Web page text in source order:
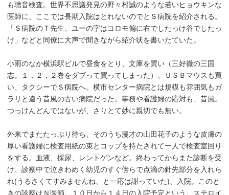
も聴音検査。世界不思議発見の野々村誠のような若いヒョウキンな
医師に、ここでは長期入院はとれないのでとＳ病院を紹介される。
「Ｓ病院のＴ先生、ユーの字はコロモ偏に右でしたっけ谷でしたっ
け」などと同僚に大声で聞きながら紹介状を書いたていた。
小雨のなか横浜駅ビルで昼食をとり、文庫を買い（三好徹の三国
志。１，２，２巻をダブって買ってしまった）、ＵＳＢマウスも買
い、タクシーでＳ病院へ。横市センター病院とは規模も雰囲気もガ
ラリと違う昔風の古い病院だった。事務や看護婦の応対も、昔風。
つっけんどんではないが、さりとて妙に親切でも無い。
外来でまたたっぷり待ち、そのうち漫才の山田花子のような皮膚の
厚い看護婦に検査用紙の束とコップを持たされて一人で検査室回り
をする。血液、採尿、レントゲンなど。終わってからまた診断を受
け、診察中で泣きわめく幼児のすぐ傍らで点滴の針先部分を入れら
れ(うるさくてすみませんね、と一応は謝っていた)、入院。このと
きの診察はＮ医師。１０日から１４日の入院予定という。ステロイ